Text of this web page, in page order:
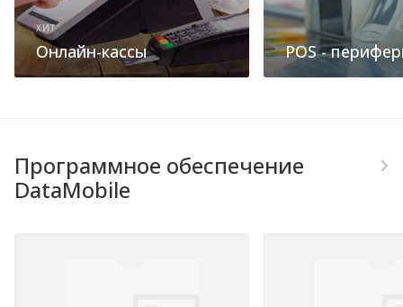
ХИТ
Онлайн-кассы POS -
Программное обеспечение
DataMobile